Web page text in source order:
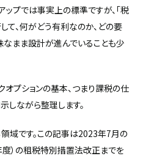
ップでは事実上の標準ですが、「税
て、何がどう有利なのか、どの要
まま設計が進んでいることも少
オプションの基本、つまり課税の仕
しながら整理します。
域です。この記事は2023年7月の
）の租税特別措置法改正までを